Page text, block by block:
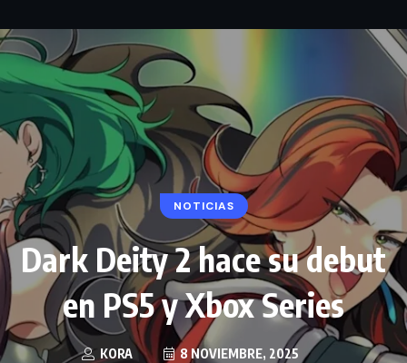
NOTICIAS
Dark Deity 2 hace su debut
en PS5 y Xbox Series
KORA
8 NOVIEMBRE, 2025